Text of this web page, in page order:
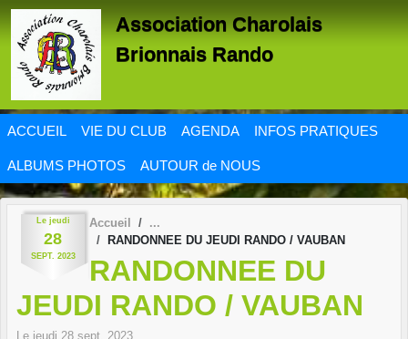
Association Charolais
Brionnais Rando
ACCUEIL VIE DU CLUB AGENDA INFOS PRATIQUES
ALBUMS PHOTOS AUTOUR de NOUS
Le jeudi
28
SEPT. 2023
Accueil
RANDONNEE DU JEUDI RANDO / VAUBAN
RANDONNEE DU
JEUDI RANDO / VAUBAN
Le jeudi 28 sept. 2023
Panneau de gestion des cookies